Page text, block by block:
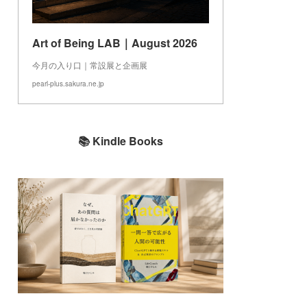
Art of Being LAB｜August 2026
今月の入り口｜常設展と企画展
pearl-plus.sakura.ne.jp
📚 Kindle Books